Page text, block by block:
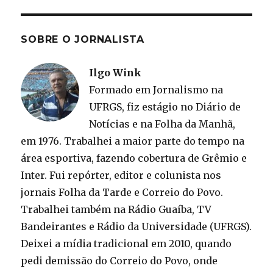
SOBRE O JORNALISTA
Ilgo Wink
Formado em Jornalismo na
UFRGS, fiz estágio no Diário de
Notícias e na Folha da Manhã,
em 1976. Trabalhei a maior parte do tempo na
área esportiva, fazendo cobertura de Grêmio e
Inter. Fui repórter, editor e colunista nos
jornais Folha da Tarde e Correio do Povo.
Trabalhei também na Rádio Guaíba, TV
Bandeirantes e Rádio da Universidade (UFRGS).
Deixei a mídia tradicional em 2010, quando
pedi demissão do Correio do Povo, onde